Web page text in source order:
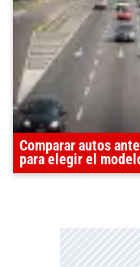
Comparar autos
para elegir el